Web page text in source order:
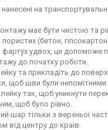
на
має бути чистою та
(бетон, гіпсокартон
фартух удвох, це
до початку роботи.
та прикладіть до
щоб шви були непомітними.
так, щоб уникнути
щоб було рівно.
шар тільки з верхньої
від центру до країв.